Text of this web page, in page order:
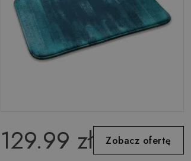
129.99 zł Zobacz ofertę